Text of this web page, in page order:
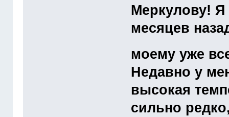
Меркулову! Я
месяцев
моему уже
Недавно у
высокая
сильно